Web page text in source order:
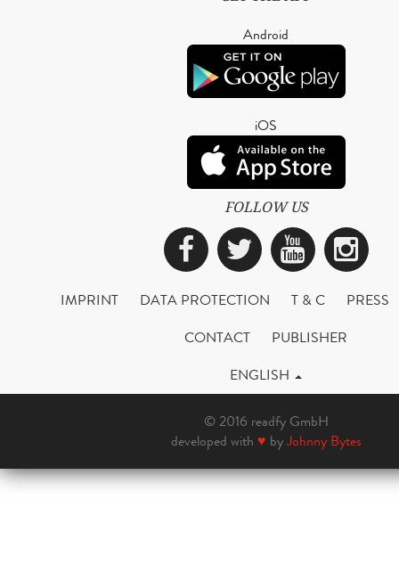
Android
iOS
FOLLOW US
Facebook
Twitter
IMPRINT DATA PROTECTION T & C
PRESS
CONTACT
PUBLISHER
ENGLISH
© 2016 readfy GmbH
developed with ♥ byJohnny Bytes